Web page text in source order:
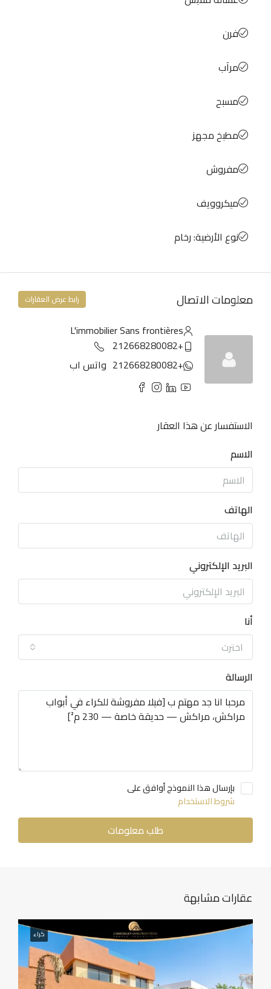
فرن
مرآب
مسبح
مطبخ مجهز
مفروش
ميكروويف
نوع الأرضية: رخام
معلومات الاتصال رابط عرض العقارات
L'immobilier Sans frontières
+212668280082
+212668280082
واتس اب
الاستفسار عن هذا العقار
الاسم
الهاتف
البريد الإلكتروني
أنا
اخترت
الرسالة
بإرسال هذا النموذج أوافق على
شروط الاستخدام
طلب معلومات
عقارات مشابهة
كراء